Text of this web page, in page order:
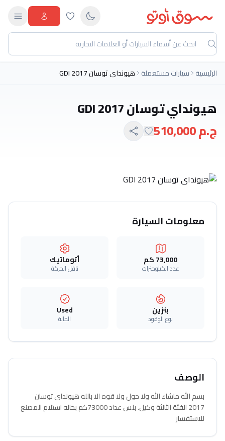
الرئيسية سيارات مستعملة هيونداي توسان GDI 2017
هيونداي توسان GDI 2017
ج.م 510,000
معلومات السيارة
73,000 كم
عدد الكيلومترات
أتوماتيك‎
ناقل الحركة
بنزين
نوع الوقود
Used
الحالة
الوصف
بسم الله ماشاء الله ولا حول ولا قوه الا بالله هيونداى توسان
2017 الفئة الثالثة وكيل. بلس عداد 73000كم بحاله استلام المصنع
للاستفسار